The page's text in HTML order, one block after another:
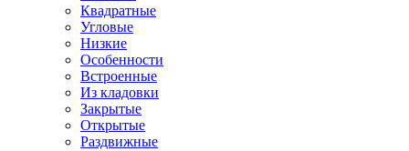
Квадратные
Угловые
Низкие
Особенности
Встроенные
Из кладовки
Закрытые
Открытые
Раздвижные